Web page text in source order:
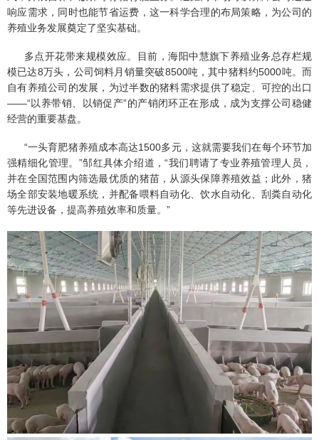
响应需求，同时也能节省运费，这一科学合理的布局策略，为公司的
养殖业务发展奠定了坚实基础。
多点开花带来规模效应。目前，海阳中慧旗下养殖业务总存栏规
模已达8万头，公司饲料月销量突破8500吨，其中猪料约5000吨。而
自有养殖公司的发展，为过半数的猪料需求提供了稳定、可控的出口
——“以养带销、以销促产”的产销闭环正在形成，成为支撑公司稳健
经营的重要基盘。
“一头育肥猪养殖成本高达1500多元，这就需要我们在每个环节加
强精细化管理。”邹红具体介绍道，“我们聘请了专业养殖管理人员，
并在全国范围内筛选最优质的猪苗，从源头保障养殖效益；此外，猪
场全部安装地暖系统，并配备喂料自动化、饮水自动化、刮粪自动化
等先进设备，提高养殖效率和质量。”